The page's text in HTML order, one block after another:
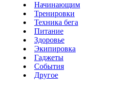
Начинающим
Тренировки
Техника бега
Питание
Здоровье
Экипировка
Гаджеты
События
Другое